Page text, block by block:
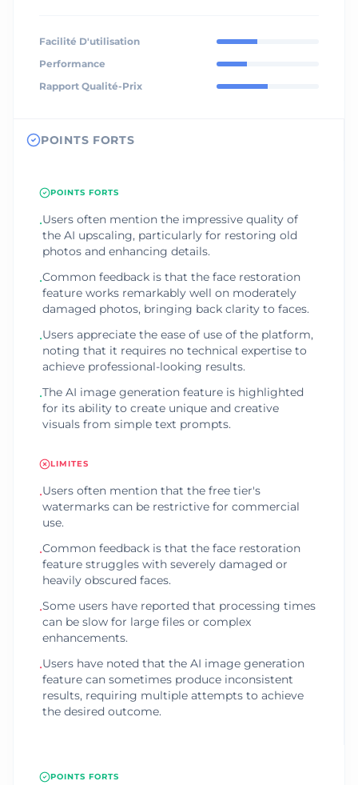
Facilité D'utilisation
Performance
Rapport Qualité-Prix
POINTS FORTS
POINTS FORTS
•Users often mention the impressive quality of
the AI upscaling, particularly for restoring old
photos and enhancing details.
•Common feedback is that the face restoration
feature works remarkably well on moderately
damaged photos, bringing back clarity to faces.
•Users appreciate the ease of use of the platform,
noting that it requires no technical expertise to
achieve professional-looking results.
•The AI image generation feature is highlighted
for its ability to create unique and creative
visuals from simple text prompts.
LIMITES
•Users often mention that the free tier's
watermarks can be restrictive for commercial
use.
•Common feedback is that the face restoration
feature struggles with severely damaged or
heavily obscured faces.
•Some users have reported that processing times
can be slow for large files or complex
enhancements.
•Users have noted that the AI image generation
feature can sometimes produce inconsistent
results, requiring multiple attempts to achieve
the desired outcome.
POINTS FORTS